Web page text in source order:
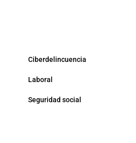
Ciberdelincuencia
Laboral
Seguridad social